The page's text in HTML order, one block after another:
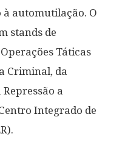
automutilação. O
stands de
Táticas
Criminal, da
a
Integrado de